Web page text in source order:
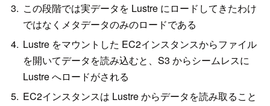
この段階では実データを Lustre にロードしてきたわけ
ではなくメタデータのみのロードである
Lustre をマウントした EC2インスタンスからファイル
を開いてデータを読み込むと、S3 からシームレスに
Lustre へロードがされる
EC2インスタンスは Lustre からデータを読み取ること